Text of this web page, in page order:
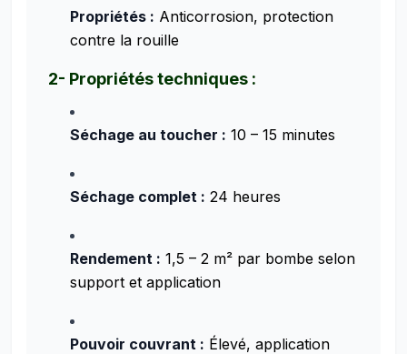
Propriétés : Anticorrosion, protection
contre la rouille
2- Propriétés techniques :
Séchage au toucher : 10 – 15 minutes
Séchage complet : 24 heures
Rendement : 1,5 – 2 m² par bombe selon
support et application
Pouvoir couvrant : Élevé, application